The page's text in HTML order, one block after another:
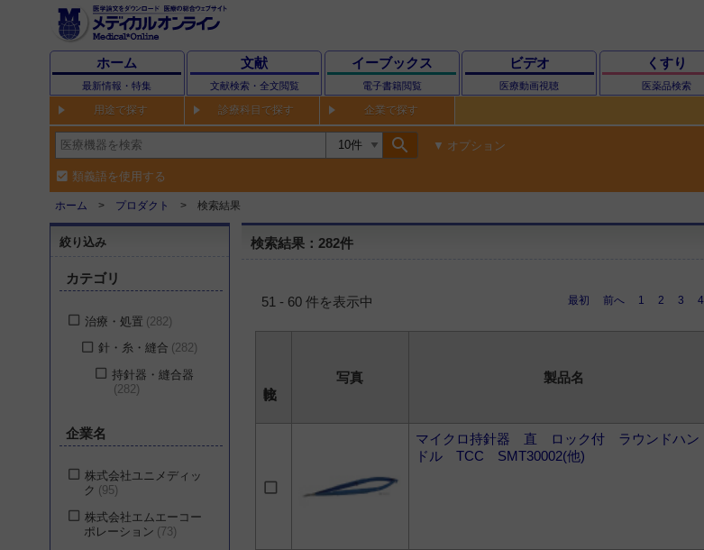
ホーム
最新情報・特集
文献
文献検索・全文閲覧
イーブックス
電子書籍閲覧
ビデオ
医療動画視聴
くすり
医薬品検索
用途で探す 診療科目で探す 企業で探す
search オプション
類義語を使用する
ホーム プロダクト 検索結果
絞り込み
カテゴリ
治療・処置 282
針・糸・縫合 282
持針器・縫合器
282
企業名
株式会社ユニメディッ
ク
95
株式会社エムエーコー
ポレーション 73
検索結果：282件
51 - 60 件を表示中 最初 前へ 1 2 3 4
写真 製品名
マイクロ持針器 直 ロック付 ラウンドハン
ドル TCC SMT30002(他)